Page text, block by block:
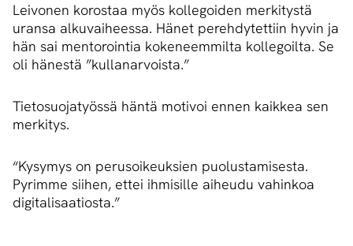
Leivonen korostaa myös kollegoiden merkitystä
uransa alkuvaiheessa. Hänet perehdytettiin hyvin ja
hän sai mentorointia kokeneemmilta kollegoilta. Se
oli hänestä ”kullanarvoista.”
Tietosuojatyössä häntä motivoi ennen kaikkea sen
merkitys.
“Kysymys on perusoikeuksien puolustamisesta.
Pyrimme siihen, ettei ihmisille aiheudu vahinkoa
digitalisaatiosta.”